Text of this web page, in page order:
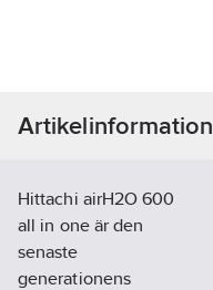
Artikelinformation
Hittachi airH2O 600
all in one är den
senaste
generationens